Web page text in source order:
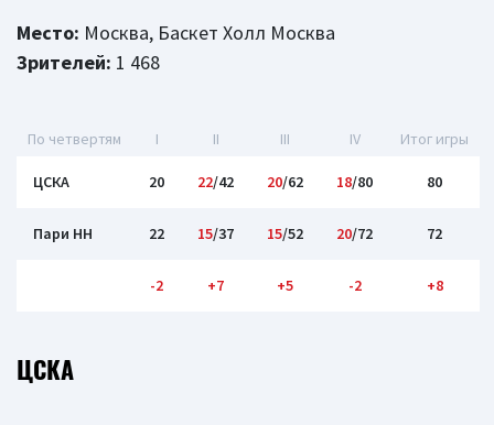
Место: Москва, Баскет Холл Москва
Зрителей: 1 468
По четвертям I II III IV Итог игры
ЦСКА 20 22/42 20/62 18/80 80
Пари НН 22 15/37 15/52 20/72 72
-2 +7 +5 -2 +8
ЦСКА